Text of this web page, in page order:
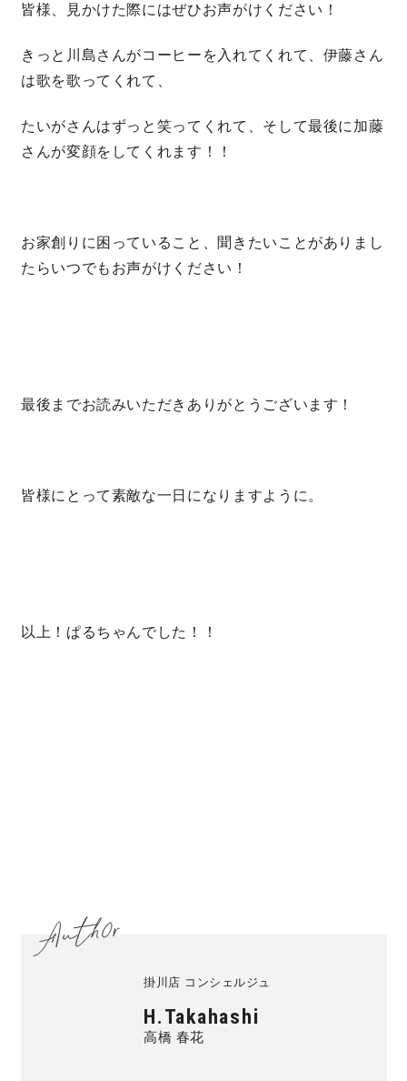
皆様、見かけた際にはぜひお声がけください！
きっと川島さんがコーヒーを入れてくれて、伊藤さん
は歌を歌ってくれて、
たいがさんはずっと笑ってくれて、そして最後に加藤
さんが変顔をしてくれます！！
お家創りに困っていること、聞きたいことがありまし
たらいつでもお声がけください！
最後までお読みいただきありがとうございます！
皆様にとって素敵な一日になりますように。
以上！ぱるちゃんでした！！
掛川店 コンシェルジュ
H.Takahashi
高橋 春花